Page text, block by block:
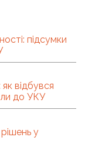
підсумки
відбувся
до УКУ
рішень у